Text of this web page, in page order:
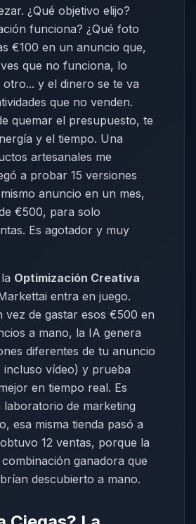
¿Qué objetivo elijo?
funciona? ¿Qué foto
€100 en un anuncio que,
que no funciona, lo
y el dinero se te va
que no venden.
quemar el presupuesto, te
y el tiempo. Una
artesanales me
a probar 15 versiones
anuncio en un mes,
€500, para solo
Es agotador y muy
Optimización Creativa
entra en juego.
vez de gastar esos €500 en
a mano, la IA genera
diferentes de tu anuncio
incluso vídeo) y prueba
en tiempo real. Es
de marketing
esa misma tienda pasó a
12 ventas, porque la
ganadora que
descubierto a mano.